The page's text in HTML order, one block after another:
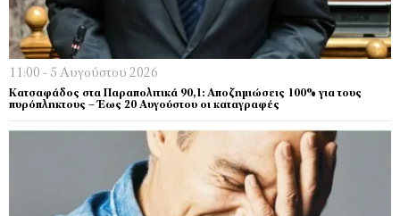
11:00 - 5 Αυγούστου 2026
Κατσαφάδος στα Παραπολιτικά 90,1: Αποζημιώσεις 100% για τους
πυρόπληκτους – Έως 20 Αυγούστου οι καταγραφές